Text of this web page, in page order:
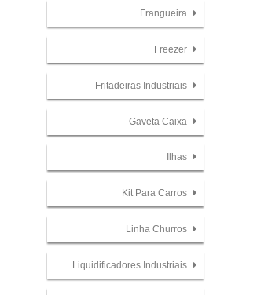
Frangueira
Freezer
Fritadeiras Industriais
Gaveta Caixa
Ilhas
Kit Para Carros
Linha Churros
Liquidificadores Industriais